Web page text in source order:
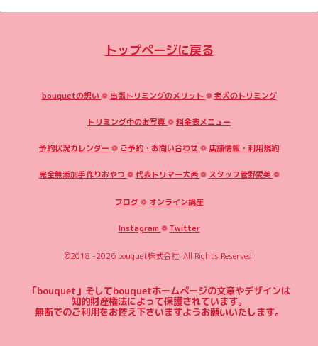
トップページに戻る
bouquetの想い ❁ 出張トリミングのメリット ❁老犬のトリミング
トリミング中のお写真 ❁料金表メニュー
予約状況カレンダー ❁ ご予約・お問い合わせ ❁ 店舗情報・利用規約
完全無添加手作りおやつ ❁代表トリマー大西❁ スタッフ菅野愛美 ❁
ブログ❁ オンライン講座
Instagram ❁Twitter
©2018 -2026 bouquet株式会社. All Rights Reserved.
「bouquet」そしてbouquetホームページの文章やデザインは
知的財産権法によって保護されています。
無断でのご利用をお控え下さいますようお願いいたします。